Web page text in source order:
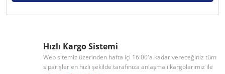
Hızlı Kargo Sistemi
Web sitemiz üzerinden hafta içi 16:00'a kadar vereceğiniz tüm
siparişler en hızlı şekilde tarafınıza anlaşmalı kargolarımız ile